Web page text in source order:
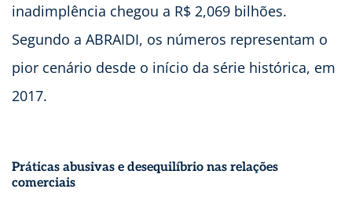
inadimplência chegou a R$ 2,069 bilhões.
Segundo a ABRAIDI, os números representam o
pior cenário desde o início da série histórica, em
2017.
Práticas abusivas e desequilíbrio nas relações
comerciais